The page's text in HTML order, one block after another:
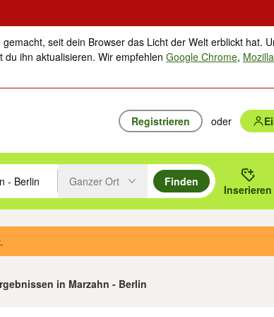
seit dein Browser das Licht der Welt erblickt hat.
du ihn aktualisieren. Wir empfehlenGoogle Chrome,
Registrieren oder
Pfeiltasten nach oben/unten durchsuchen und mit
eingeben. Eingabetaste drücken um zu suchen, oder
Ganzer Ort
Finden
Inserieren
in Marzahn - Berlin